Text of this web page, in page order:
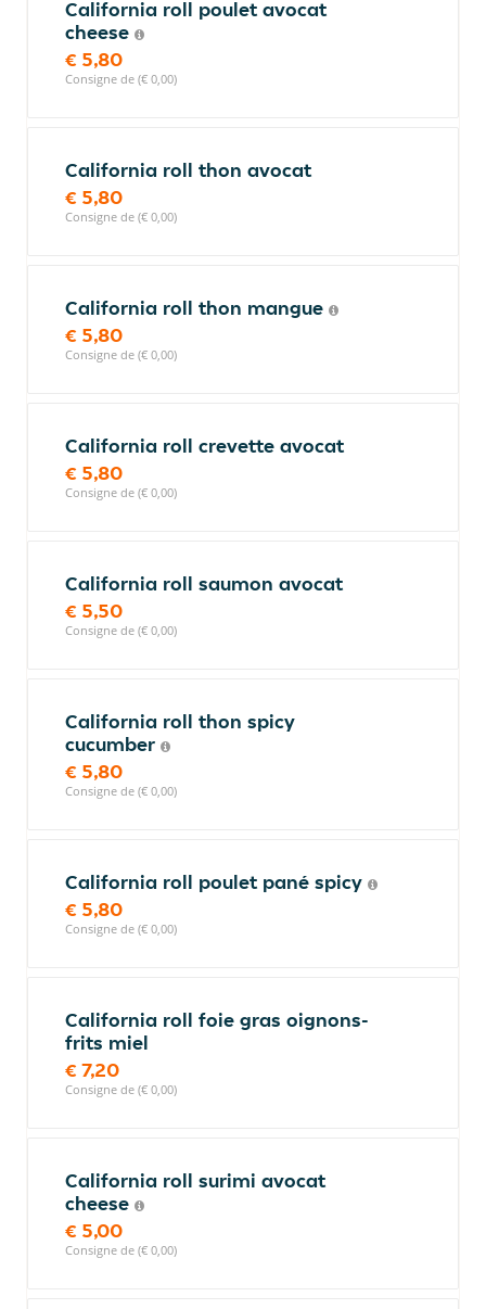
California roll poulet avocat
cheese
€ 5,80
Consigne de (€ 0,00)
California roll thon avocat
€ 5,80
Consigne de (€ 0,00)
California roll thon mangue
€ 5,80
Consigne de (€ 0,00)
California roll crevette avocat
€ 5,80
Consigne de (€ 0,00)
California roll saumon avocat
€ 5,50
Consigne de (€ 0,00)
California roll thon spicy
cucumber
€ 5,80
Consigne de (€ 0,00)
California roll poulet pané spicy
€ 5,80
Consigne de (€ 0,00)
California roll foie gras oignons-
frits miel
€ 7,20
Consigne de (€ 0,00)
California roll surimi avocat
cheese
€ 5,00
Consigne de (€ 0,00)